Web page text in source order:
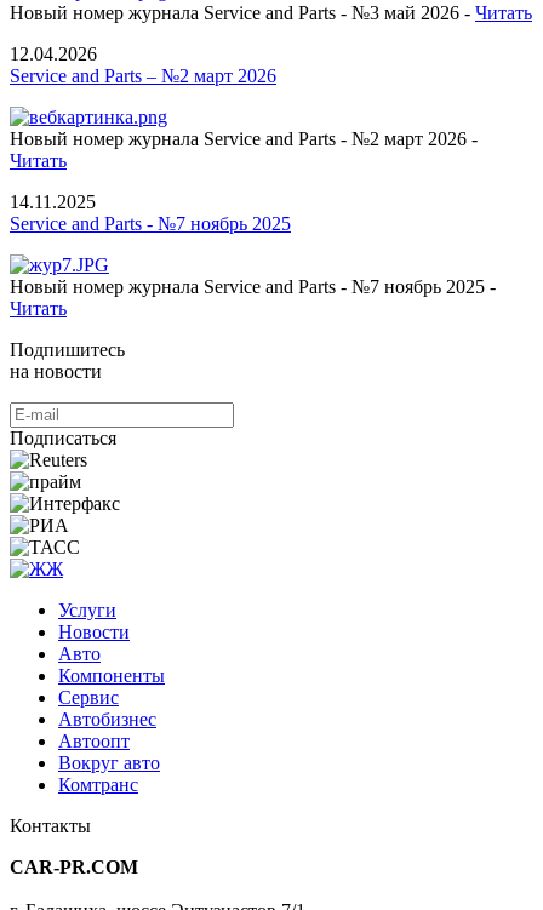
Новый номер журнала Service and Parts - №3 май 2026 - Читать
12.04.2026
Service and Parts – №2 март 2026
Новый номер журнала Service and Parts - №2 март 2026 -
Читать
14.11.2025
Service and Parts - №7 ноябрь 2025
Новый номер журнала Service and Parts - №7 ноябрь 2025 -
Читать
Подпишитесь
на новости
Подписаться
Услуги
Новости
Авто
Компоненты
Сервис
Автобизнес
Автоопт
Вокруг авто
Комтранс
Контакты
CAR-PR.COM